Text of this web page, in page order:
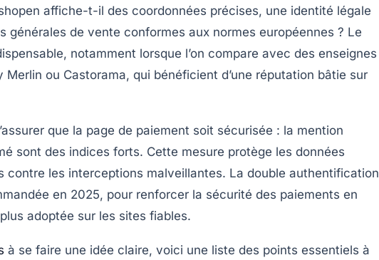
affiche-t-il des coordonnées précises, une identité légale
générales de vente conformes aux normes européennes ? Le
notamment lorsque l’on compare avec des enseignes
ou Castorama, qui bénéficient d’une réputation bâtie sur
que la page de paiement soit sécurisée : la mention
sont des indices forts. Cette mesure protège les données
contre les interceptions malveillantes. La double authentification
en 2025, pour renforcer la sécurité des paiements en
adoptée sur les sites fiables.
à se faire une idée claire, voici une liste des points essentiels à